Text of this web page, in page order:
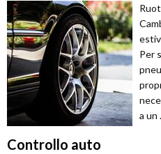
Per
a un
Controllo auto